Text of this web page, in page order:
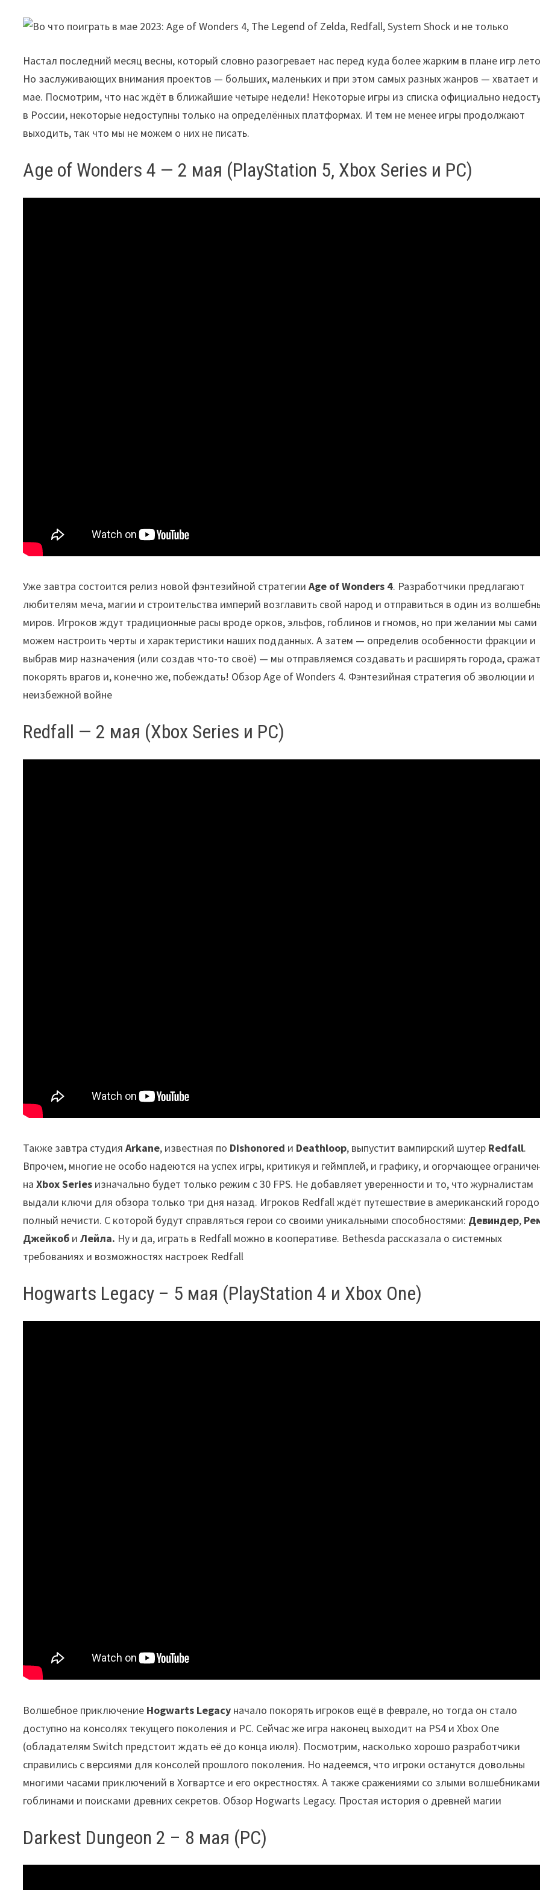
Настал последний месяц весны, который словно разогревает нас перед куда более жарким в плане игр
Но заслуживающих внимания проектов — больших, маленьких и при этом самых разных жанров — хватает и
мае. Посмотрим, что нас ждёт в ближайшие четыре недели! Некоторые игры из списка официально
в России, некоторые недоступны только на определённых платформах. И тем не менее игры продолжают
выходить, так что мы не можем о них не писать.
Age of Wonders 4 — 2 мая (PlayStation 5, Xbox Series и PC)
Уже завтра состоится релиз новой фэнтезийной стратегииAge of Wonders 4. Разработчики предлагают
любителям меча, магии и строительства империй возглавить свой народ и отправиться в один из
миров. Игроков ждут традиционные расы вроде орков, эльфов, гоблинов и гномов, но при желании мы сами
можем настроить черты и характеристики наших подданных. А затем — определив особенности фракции и
выбрав мир назначения (или создав что-то своё) — мы отправляемся создавать и расширять города,
покорять врагов и, конечно же, побеждать! Обзор Age of Wonders 4. Фэнтезийная стратегия об эволюции и
неизбежной войне
Redfall — 2 мая (Xbox Series и PC)
Также завтра студияArkane, известная по Dishonored и Deathloop, выпустит вампирский шутер Redfall.
Впрочем, многие не особо надеются на успех игры, критикуя и геймплей, и графику, и огорчающее
наXbox Series изначально будет только режим с 30 FPS. Не добавляет уверенности и то, что журналистам
выдали ключи для обзора только три дня назад. Игроков Redfall ждёт путешествие в американский
полный нечисти. С которой будут справляться герои со своими уникальными способностями: Девиндер,
Джейкоб иЛейла. Ну и да, играть в Redfall можно в кооперативе. Bethesda рассказала о системных
требованиях и возможностях настроек Redfall
Hogwarts Legacy – 5 мая (PlayStation 4 и Xbox One)
Волшебное приключение Hogwarts Legacy начало покорять игроков ещё в феврале, но тогда он стало
доступно на консолях текущего поколения и PC. Сейчас же игра наконец выходит на PS4 и Xbox One
(обладателям Switch предстоит ждать её до конца июля). Посмотрим, насколько хорошо разработчики
справились с версиями для консолей прошлого поколения. Но надеемся, что игроки останутся довольны
многими часами приключений в Хогвартсе и его окрестностях. А также сражениями со злыми
гоблинами и поисками древних секретов. Обзор Hogwarts Legacy. Простая история о древней магии
Darkest Dungeon 2 – 8 мая (PC)